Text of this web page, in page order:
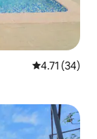
レビュー34
4.71 (34)